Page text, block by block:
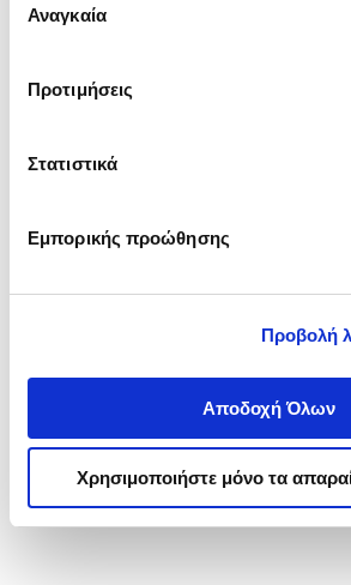
ενδιαφέρουν και να επιλέξετε από
΄΄και να
συγκατάθεσης
Αναγκαία
Προτιμήσεις
Στατιστικά
Εμπορικής προώθησης
Προβολή
Αποδοχή Όλων
Χρησιμοποιήστε μόνο τα